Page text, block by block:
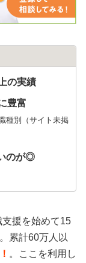
の実績
豊富
種別（サイト未掲
のが◎
援を始めて15
累計60万人以
。ここを利用し